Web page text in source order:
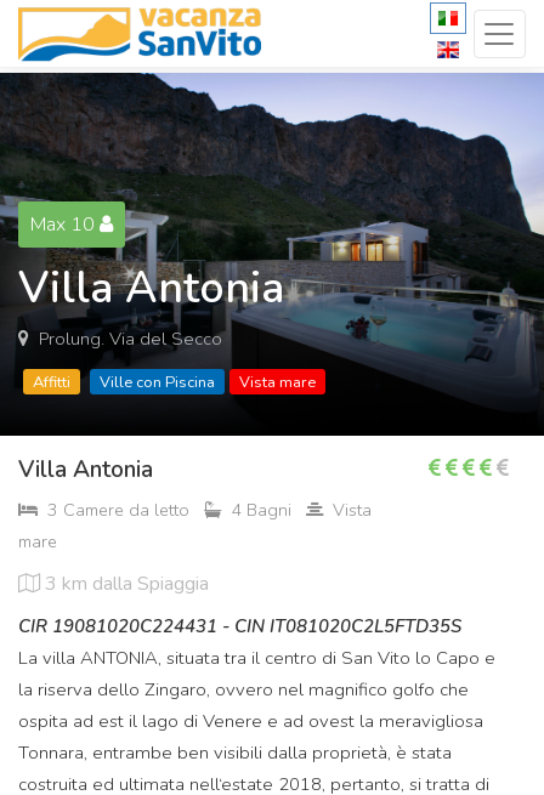
Max 10
Villa Antonia
Prolung. Via del Secco
Affitti Ville con Piscina Vista mare
Villa Antonia
3 Camere da letto 4 Bagni
Vista
mare
3 km dalla Spiaggia
CIR 19081020C224431 - CIN IT081020C2L5FTD35S
La villa ANTONIA, situata tra il centro di San Vito lo Capo e
la riserva dello Zingaro, ovvero nel magnifico golfo che
ospita ad est il lago di Venere e ad ovest la meravigliosa
Tonnara, entrambe ben visibili dalla proprietà, è stata
costruita ed ultimata nell‘estate 2018, pertanto, si tratta di